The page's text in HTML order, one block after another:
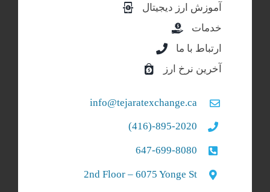
آموزش ارز دیجیتال
خدمات
ارتباط با ما
آخرین نرخ ارز
info@tejaratexchange.ca
895-2020-(416)
647-699-8080
2nd Floor – 6075 Yonge St